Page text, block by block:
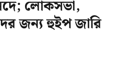
লোকসভা,
জন্য হুইপ জারি